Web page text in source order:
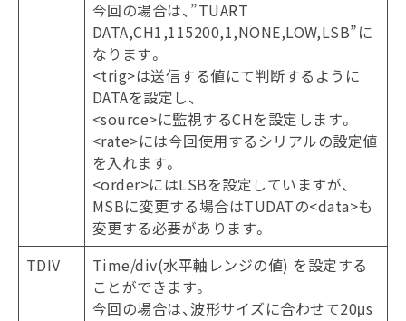
今回の場合は、”TUART
DATA,CH1,115200,1,NONE,LOW,LSB”に
なります。
<trig>は送信する値にて判断するように
DATAを設定し、
<source>に監視するCHを設定します。
<rate>には今回使用するシリアルの設定値
を入れます。
<order>にはLSBを設定していますが、
MSBに変更する場合はTUDATの<data>も
変更する必要があります。
TDIV
Time/div(水平軸レンジの値) を設定する
ことができます。
今回の場合は、波形サイズに合わせて20μs